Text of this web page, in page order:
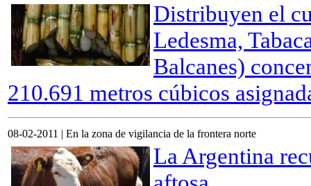
Distribuyen el
Ledesma,
Balcanes)
210.691 metros cúbicos
08-02-2011 | En la zona de vigilancia de la frontera norte
La Argentina